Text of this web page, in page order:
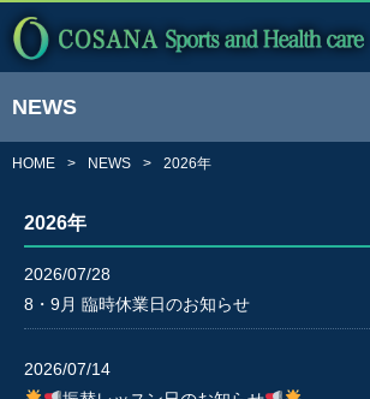
NEWS
HOME NEWS 2026年
2026年
2026/07/28
8・9月 臨時休業日のお知らせ
2026/07/14